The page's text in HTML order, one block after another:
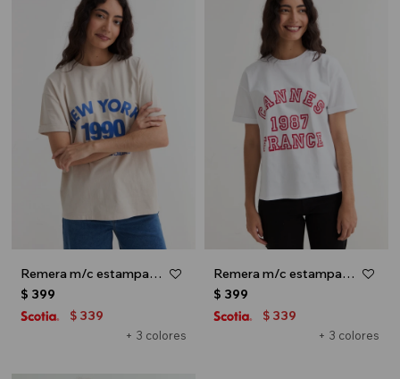
Remera m/c estampada colección Urbana - Crudo
+ 3 colores
$ 399
$ 339
Remera m/c estampada colección Urbana - Blanco y rojo
+ 3 colores
$ 399
$ 339